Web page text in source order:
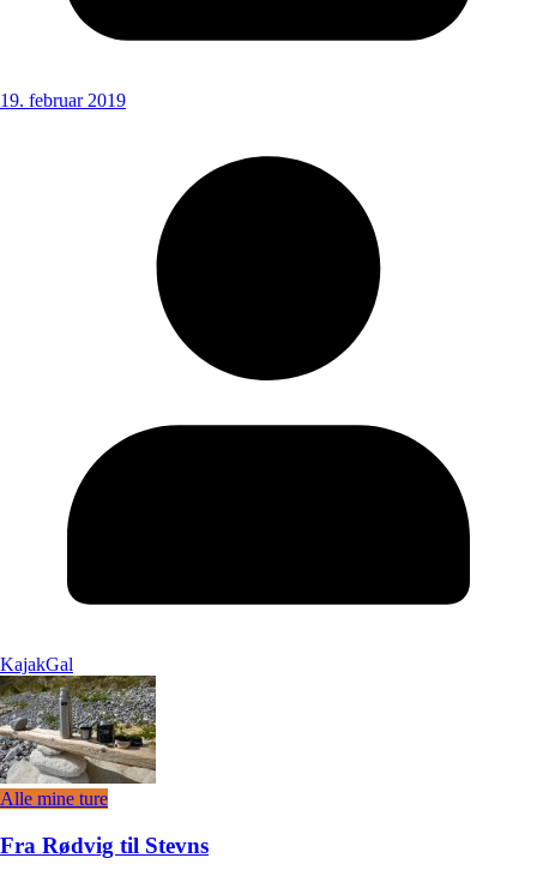
19. februar 2019
KajakGal
Alle mine ture
Fra Rødvig til Stevns